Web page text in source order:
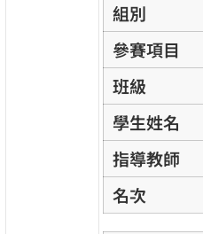
組別
參賽項目
班級
學生姓名
指導教師
名次